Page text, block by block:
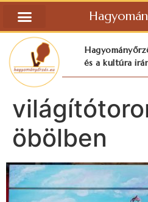
és a kultúra
öbölben